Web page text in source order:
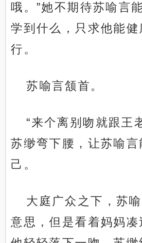
哦。”她不期待苏喻言
学到什么，只求他能健
行。
苏喻言颔首。
“来个离别吻就跟王
苏缈弯下腰，让苏喻言
己。
大庭广众之下，苏
意思，但是看着妈妈凑